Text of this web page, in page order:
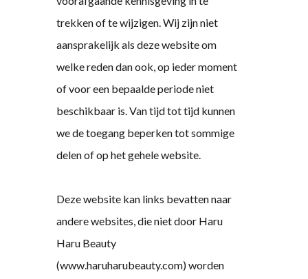
trekken of te wijzigen. Wij zijn niet
aansprakelijk als deze website om
welke reden dan ook, op ieder moment
of voor een bepaalde periode niet
beschikbaar is. Van tijd tot tijd kunnen
we de toegang beperken tot sommige
delen of op het gehele website.
Deze website kan links bevatten naar
andere websites, die niet door Haru
Haru Beauty
(www.haruharubeauty.com) worden